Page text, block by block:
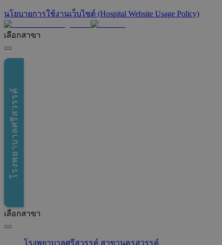
นโยบายการใช้งานเว็บไซต์ (Hospital Website Usage Policy)
เลือกสาขา
โรงพยาบาลศรีสวรรค์
เลือกสาขา
โรงพยาบาลศรีสวรรค์ สาขานครสวรรค์